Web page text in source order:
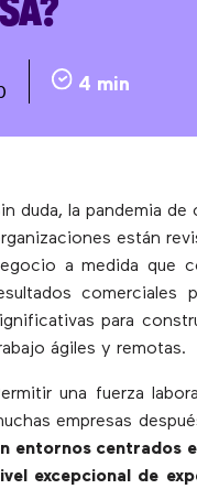
4 min
duda, la pandemia
están
a medida que
comerciales
para
ágiles y remotas.
una fuerza
empresas
entornos centrados
excepcional de